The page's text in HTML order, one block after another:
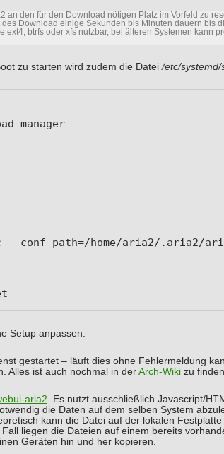
an den für den Download nötigen Platz im Vorfeld zu
Download einige Sekunden bis Minuten dauern bis
ext4, btrfs oder xfs nutzbar, bei älteren Systemen kann
zu starten wird zudem die Datei /etc/systemd/
manager
conf-path=/home/aria2/.aria2/
Setup anpassen.
gestartet – läuft dies ohne Fehlermeldung
Alles ist auch nochmal in der Arch-Wikizu finden.
aria2 . Es nutzt ausschließlich Javascript/
die Daten auf dem selben System
kann die Datei auf der lokalen
liegen die Dateien auf einem bereits
Geräten hin und her kopieren.